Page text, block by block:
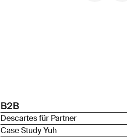
B2B
Descartes für Partner
Case Study Yuh